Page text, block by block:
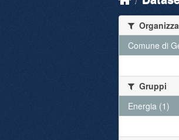
Comune di
Gruppi
Energia (1)